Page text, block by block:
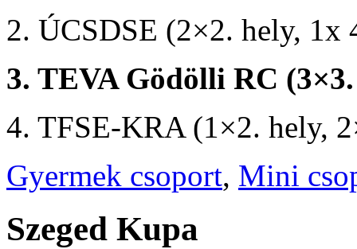
2. ÚCSDSE (2×2. hely, 1x
3. TEVA Gödölli RC
4. TFSE-KRA (1×2. hely,
Gyermek csoport, Mini
Szeged Kupa